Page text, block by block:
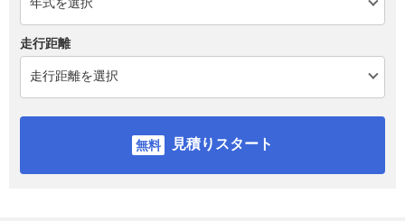
走行距離
見積りスタート